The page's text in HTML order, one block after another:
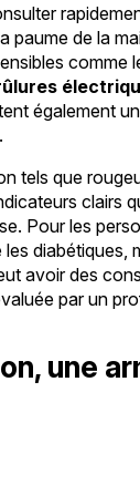
paume de la
comme
également
tels que
clairs
Pour les
diabétiques,
avoir des
par un
une